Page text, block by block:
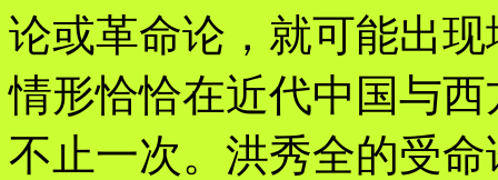
论或革命论，就可能出
情形恰恰在近代中国与
不止一次。洪秀全的受